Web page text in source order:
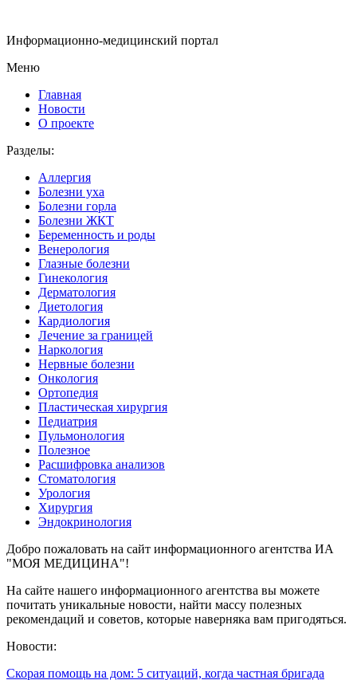
Информационно-медицинский портал
Меню
Главная
Новости
О проекте
Разделы:
Аллергия
Болезни уха
Болезни горла
Болезни ЖКТ
Беременность и роды
Венерология
Глазные болезни
Гинекология
Дерматология
Диетология
Кардиология
Лечение за границей
Наркология
Нервные болезни
Онкология
Ортопедия
Пластическая хирургия
Педиатрия
Пульмонология
Полезное
Расшифровка анализов
Стоматология
Урология
Хирургия
Эндокринология
Добро пожаловать на сайт информационного агентства ИА
"МОЯ МЕДИЦИНА"!
На сайте нашего информационного агентства вы можете
почитать уникальные новости, найти массу полезных
рекомендаций и советов, которые наверняка вам пригодяться.
Новости:
Скорая помощь на дом: 5 ситуаций, когда частная бригада